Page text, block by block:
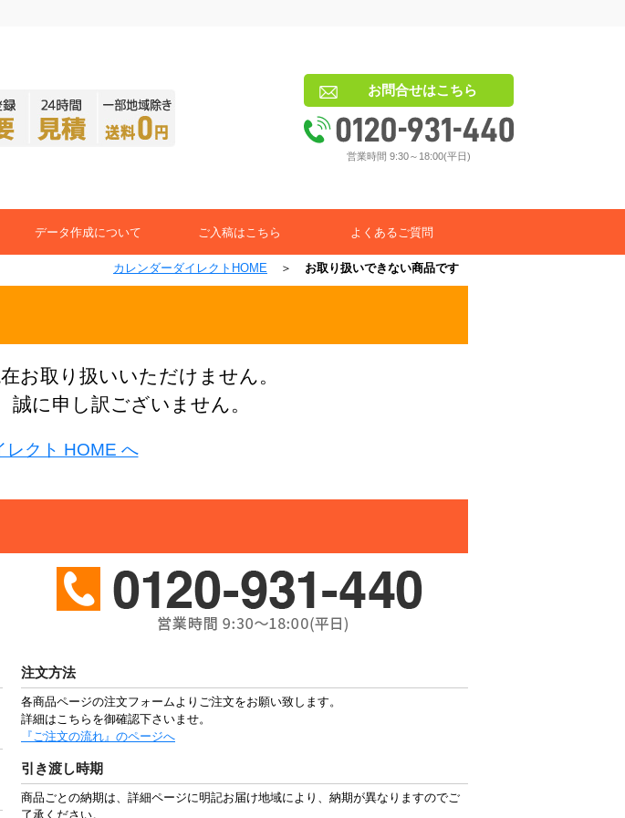
お問合せはこちら
営業時間 9:30～18:00(平日)
データ作成について ご入稿はこちら よくあるご質問
カレンダーダイレクトHOME ＞ お取り扱いできない商品です
お取り扱いいただけません。
に申し訳ございません。
レクト HOME へ
注文方法
各商品ページの注文フォームよりご注文をお願い致します。
詳細はこちらを御確認下さいませ。
『ご注文の流れ』のページへ
引き渡し時期
商品ごとの納期は、詳細ページに明記お届け地域により、納期が異なりますのでご
了承ください。